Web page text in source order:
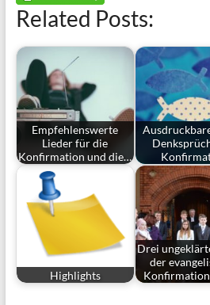
Related Posts:
Empfehlenswerte
Lieder für die
Konfirmation und die…
Highlights
Drei
der